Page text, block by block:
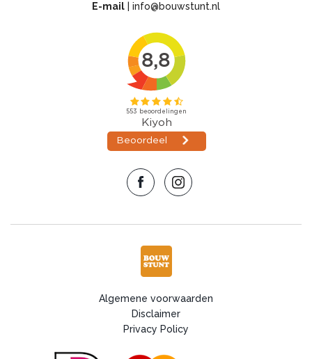
E-mail info@bouwstunt.nl
Algemene voorwaarden
Disclaimer
Privacy Policy